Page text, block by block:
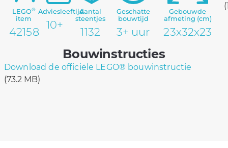
LEGO®
item
42158
Adviesleeftijd
10+
Aantal
steentjes
1132
Geschatte
bouwtijd
3+ uur
Gebouwde
afmeting (cm)
23x32x23
Bouwinstructies
Download de officiële LEGO® bouwinstructie
(73.2 MB)